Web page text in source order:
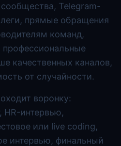
Telegram-
прямые обращения
команд,
качественных каналов,
от случайности.
воронку:
HR-интервью,
или live coding,
интервью, финальный